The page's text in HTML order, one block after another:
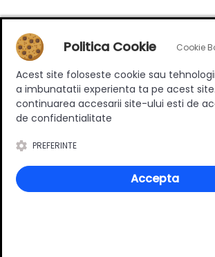
Review-uri
Deții sau ai utilizat produsul?
Spune-ți părerea acordând o nota
Politica Cookie Cookie
Acest site foloseste cookie sau
a imbunatatii experienta ta pe acest
continuarea accesarii site-ului esti de acord cu
de confidentialitate
PREFERINTE
Accepta